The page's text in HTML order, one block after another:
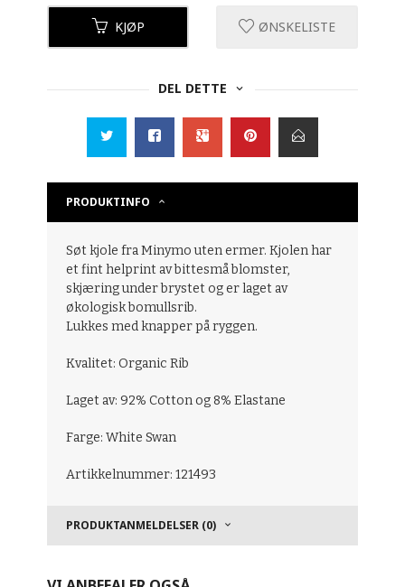
KJØP ØNSKELISTE
DEL DETTE
PRODUKTINFO
Søt kjole fra Minymo uten ermer. Kjolen har
et fint helprint av bittesmå blomster,
skjæring under brystet og er laget av
økologisk bomullsrib.
Lukkes med knapper på ryggen.
Kvalitet: Organic Rib
Laget av: 92% Cotton og 8% Elastane
Farge: White Swan
Artikkelnummer: 121493
PRODUKTANMELDELSER (0)